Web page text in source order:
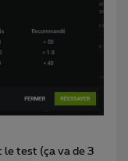
le test (ça va de 3